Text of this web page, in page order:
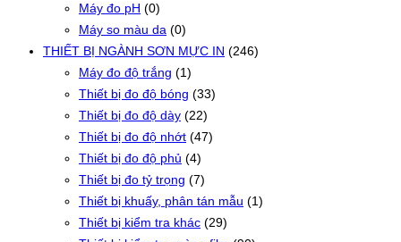
Máy đo pH (0)
Máy so màu da (0)
THIẾT BỊ NGÀNH SƠN MỰC IN (246)
Máy đo độ trắng (1)
Thiết bị đo độ bóng (33)
Thiết bị đo độ dày (22)
Thiết bị đo độ nhớt (47)
Thiết bị đo độ phủ (4)
Thiết bị đo tỷ trọng (7)
Thiết bị khuấy, phân tán mẫu (1)
Thiết bị kiểm tra khác (29)